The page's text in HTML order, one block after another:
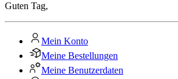
Guten Tag,
Mein Konto
Meine Bestellungen
Meine Benutzerdaten